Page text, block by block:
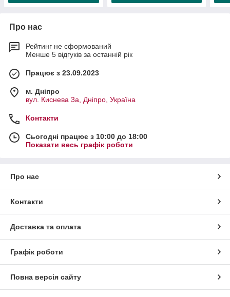
Про нас
Рейтинг не сформований
Менше 5 відгуків за останній рік
Працює з 23.09.2023
м. Дніпро
вул. Киснева 3а, Дніпро, Україна
Контакти
Сьогодні працює з 10:00 до 18:00
Показати весь графік роботи
Про нас
Контакти
Доставка та оплата
Графік роботи
Повна версія сайту